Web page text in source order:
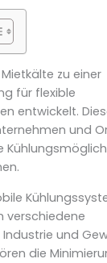
zu einer
für flexible
entwickelt.
und
verschiedene
und
die